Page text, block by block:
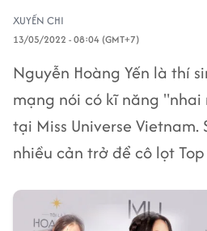
XUYẾN CHI
13/05/2022 - 08:04 (GMT+7)
Nguyễn Hoàng Yến là thí
mạng nói có kĩ năng
tại Miss Universe Vietnam.
nhiều cản trở để cô lọt Top